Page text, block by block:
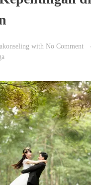
with No Comment